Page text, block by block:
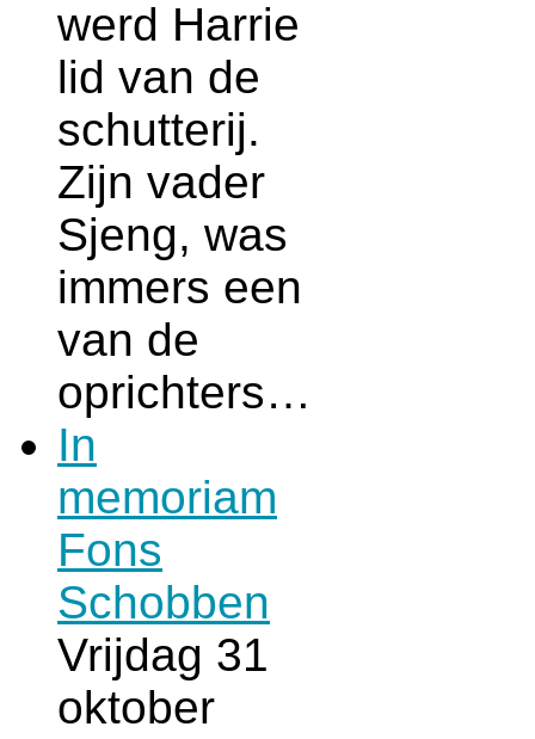
werd Harrie
lid van de
schutterij.
Zijn vader
Sjeng, was
immers een
van de
oprichters…
In
memoriam
Fons
Schobben
Vrijdag 31
oktober